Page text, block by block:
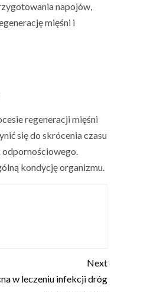
napojów,
mięśni i
regeneracji mięśni
się do skrócenia czasu
odpornościowego.
kondycję organizmu.
Next
w leczeniu infekcji dróg